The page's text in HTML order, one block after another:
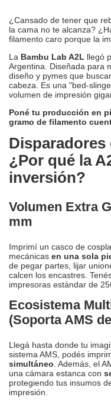
¿Cansado de tener que
la cama no te alcanza?
filamento caro porque la
La Bambu Lab A2L llegó
Argentina. Diseñada para
diseño y pymes que
cabeza. Es una "bed-
volumen de impresión
Poné tu producción en
gramo de filamento
¿Por qué la
inversión?
Volumen Extra
mm
Imprimí un casco de
mecánicas en una sola
de pegar partes, lijar
calcen los encastres.
impresoras estándar de
Ecosistema
(Soporta AMS
Llegá hasta donde tu
sistema AMS, podés
simultáneo . Además, el
una cámara estanca con
protegiendo tus insumos
impresión.